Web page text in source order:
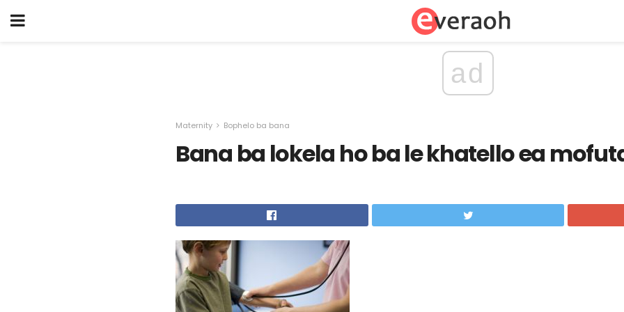
ad
Maternity Bophelo ba bana
Bana ba lokela ho ba le khatello ea